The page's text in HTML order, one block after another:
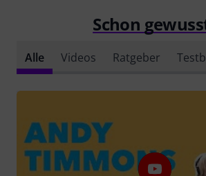
Schon
Alle Videos Ratgeber